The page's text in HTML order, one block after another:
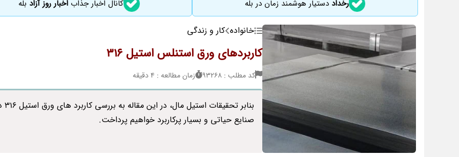
رخداد دستیار هوشمند زمان در بله کانال اخبار جذاب اخبار روز آزاد بله
خانواده کار و زندگی
کاربردهای ورق استنلس استیل 316
کد مطلب : 93268 زمان مطالعه : 4 دقیقه
بنابر
صنایع حیاتی و بسیار پرکاربرد خواهیم پرداخت.